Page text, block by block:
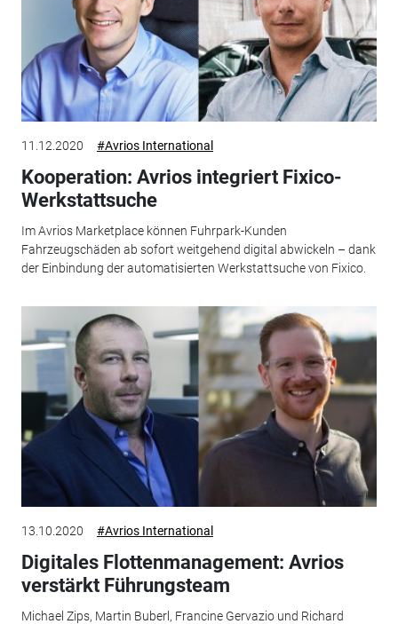
11.12.2020 #Avrios International
Kooperation: Avrios integriert Fixico-
Werkstattsuche
Im Avrios Marketplace können Fuhrpark-Kunden
Fahrzeugschäden ab sofort weitgehend digital abwickeln – dank
der Einbindung der automatisierten Werkstattsuche von Fixico.
13.10.2020 #Avrios International
Digitales Flottenmanagement: Avrios
verstärkt Führungsteam
Michael Zips, Martin Buberl, Francine Gervazio und Richard